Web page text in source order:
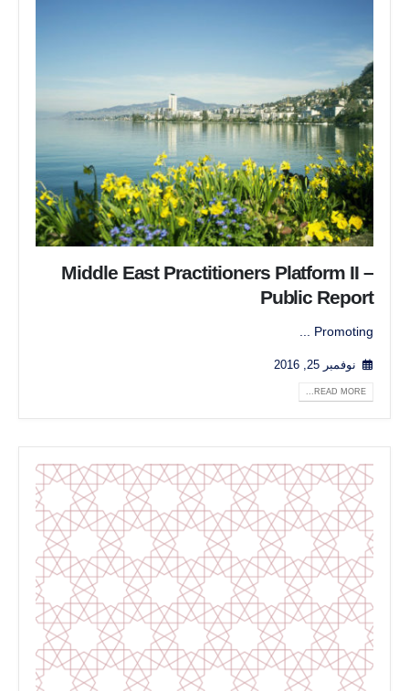
Middle East Practitioners Platform II –
Public Report
Promoting ...
نوفمبر 25, 2016
READ MORE...